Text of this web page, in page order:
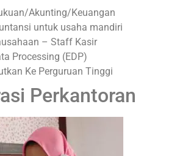
Akunting/Keuangan
untuk usaha mandiri
– Staff Kasir
Processing (EDP)
Ke Perguruan Tinggi
Perkantoran